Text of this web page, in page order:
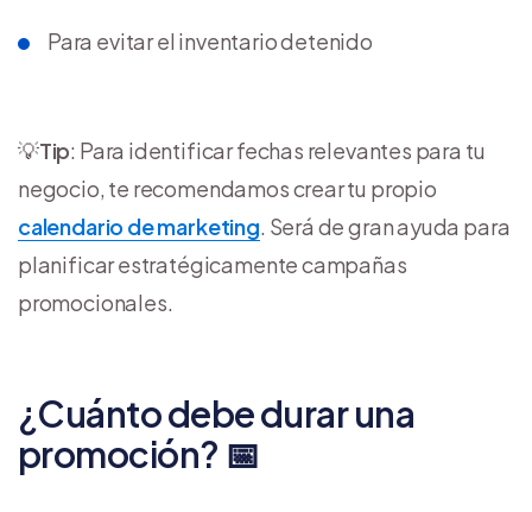
Para evitar el inventario detenido
💡Tip: Para identificar fechas relevantes para tu
negocio, te recomendamos crear tu propio
calendario de marketing. Será de gran ayuda para
planificar estratégicamente campañas
promocionales.
¿Cuánto debe durar una
promoción? 📅